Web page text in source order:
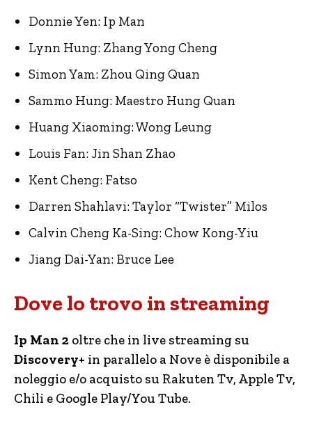
Donnie Yen: Ip Man
Lynn Hung: Zhang Yong Cheng
Simon Yam: Zhou Qing Quan
Sammo Hung: Maestro Hung Quan
Huang Xiaoming: Wong Leung
Louis Fan: Jin Shan Zhao
Kent Cheng: Fatso
Darren Shahlavi: Taylor “Twister” Milos
Calvin Cheng Ka-Sing: Chow Kong-Yiu
Jiang Dai-Yan: Bruce Lee
Dove lo trovo in streaming
Ip Man 2 oltre che in live streaming su
Discovery+ in parallelo a Nove è disponibile a
noleggio e/o acquisto su Rakuten Tv, Apple Tv,
Chili e Google Play/You Tube.